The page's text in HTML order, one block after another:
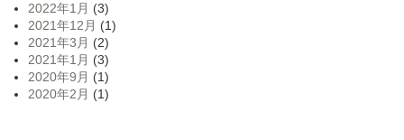
2022年1月 (3)
2021年12月 (1)
2021年3月 (2)
2021年1月 (3)
2020年9月 (1)
2020年2月 (1)